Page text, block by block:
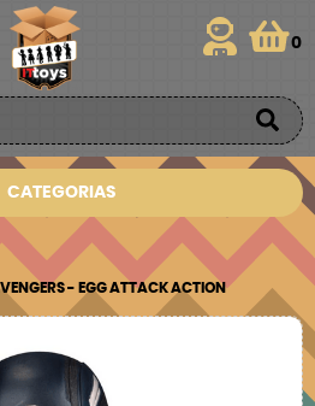
0
CATEGORIAS
- EGG ATTACK ACTION